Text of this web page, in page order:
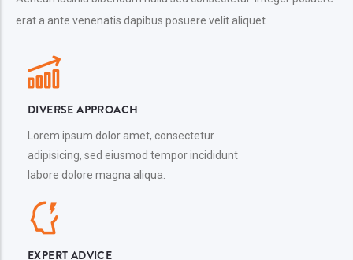
erat a ante venenatis dapibus posuere velit aliquet
DIVERSE APPROACH
Lorem ipsum dolor amet, consectetur
adipisicing, sed eiusmod tempor incididunt
labore dolore magna aliqua.
EXPERT ADVICE